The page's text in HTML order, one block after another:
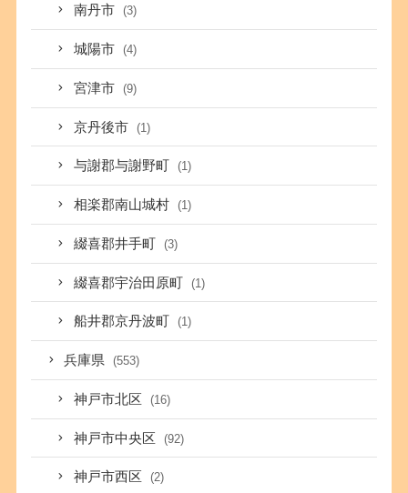
南丹市 (3)
城陽市 (4)
宮津市 (9)
京丹後市 (1)
与謝郡与謝野町 (1)
相楽郡南山城村 (1)
綴喜郡井手町 (3)
綴喜郡宇治田原町 (1)
船井郡京丹波町 (1)
兵庫県 (553)
神戸市北区 (16)
神戸市中央区 (92)
神戸市西区 (2)